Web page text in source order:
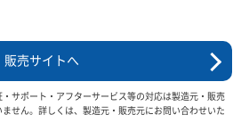
販売サイトへ
サポート・アフターサービス等の対応は製造元・販売
せん。詳しくは、製造元・販売元にお問い合わせいた